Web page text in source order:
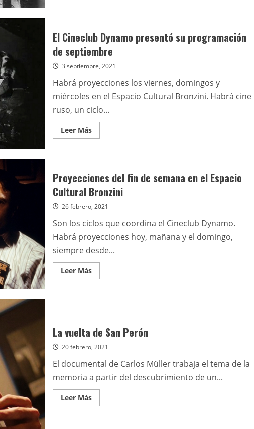
su
programación
de
febrero
El Cineclub Dynamo presentó su programación
de septiembre
3 septiembre, 2021
Habrá proyecciones los viernes, domingos y
miércoles en el Espacio Cultural Bronzini. Habrá cine
ruso, un ciclo...
Leer MásLeer
más
Dynamo
presentó
su
programación
septiembre
Proyecciones del fin de semana en el Espacio
Cultural Bronzini
26 febrero, 2021
Son los ciclos que coordina el Cineclub Dynamo.
Habrá proyecciones hoy, mañana y el domingo,
siempre desde...
Leer MásLeer
más
semana
en
Espacio
Bronzini
La vuelta de San Perón
20 febrero, 2021
El documental de Carlos Müller trabaja el tema de la
memoria a partir del descubrimiento de un...
Leer MásLeer
más